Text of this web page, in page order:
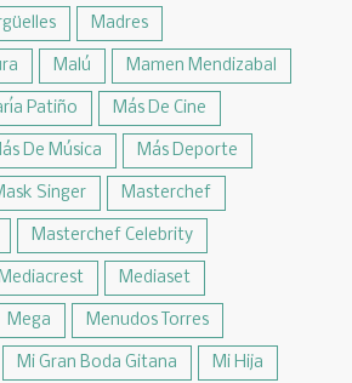
Madres
Malú Mamen Mendizabal
Patiño Más De Cine
De Música Más Deporte
Singer Masterchef
Masterchef Celebrity
Mediaset
Mega Menudos Torres
Mi Gran Boda Gitana Mi Hija